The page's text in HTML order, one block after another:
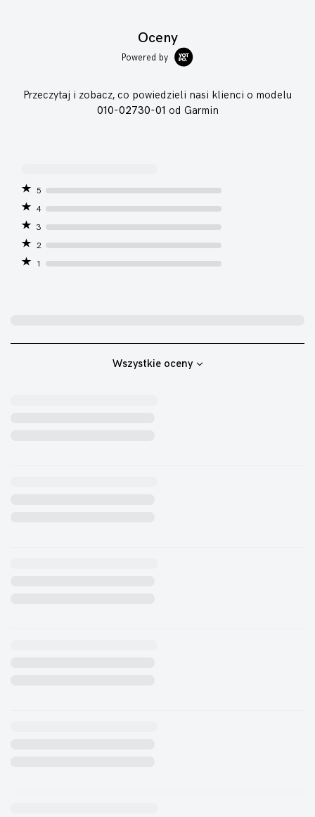
Oceny
Powered by
Przeczytaj i zobacz, co powiedzieli nasi klienci o modelu
010-02730-01 od Garmin
5
4
3
2
1
Wszystkie oceny